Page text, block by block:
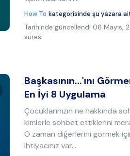
How To kategorisinde şu yazara
Tarihinde güncellendi 06 Mayıs,
süresi
Bu makaleyi paylaş
Başkasının...'ını
En İyi 8 Uygulama
Çocuklarınızın ne hakkında
kimlerle sohbet ettiklerini
O zaman diğerlerini görmek
ihtiyacınız var...